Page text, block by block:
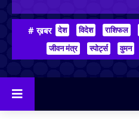
# ख़बर देश विदेश राशिफल
जीवन मंत्र
स्पोर्ट्स वुमन